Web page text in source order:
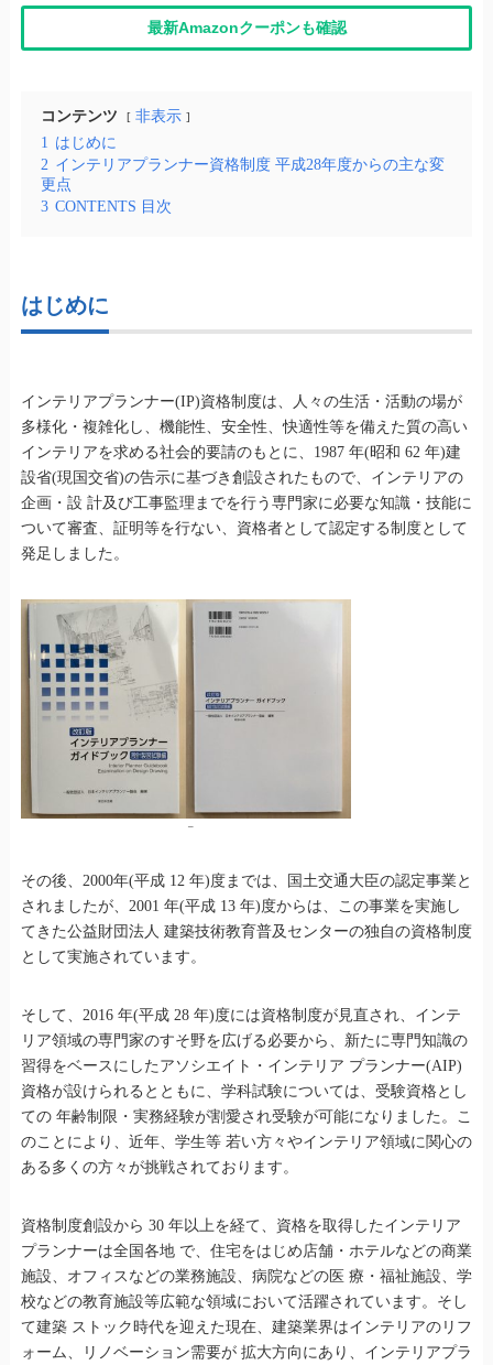
最新Amazonクーポンも確認
コンテンツ
非表示
1 はじめに
2 インテリアプランナー資格制度 平成28年度からの主な変
更点
3 CONTENTS 目次
はじめに
インテリアプランナー(IP)資格制度は、人々の生活・活動の場が
多様化・複雑化し、機能性、安全性、快適性等を備えた質の高い
インテリアを求める社会的要請のもとに、1987 年(昭和 62 年)建
設省(現国交省)の告示に基づき創設されたもので、インテリアの
企画・設 計及び工事監理までを行う専門家に必要な知識・技能に
ついて審査、証明等を行ない、資格者として認定する制度として
発足しました。
–
その後、2000年(平成 12 年)度までは、国土交通大臣の認定事業と
されましたが、2001 年(平成 13 年)度からは、この事業を実施し
てきた公益財団法人 建築技術教育普及センターの独自の資格制度
として実施されています。
そして、2016 年(平成 28 年)度には資格制度が見直され、インテ
リア領域の専門家のすそ野を広げる必要から、新たに専門知識の
習得をベースにしたアソシエイト・インテリア プランナー(AIP)
資格が設けられるとともに、学科試験については、受験資格とし
ての 年齢制限・実務経験が割愛され受験が可能になりました。こ
のことにより、近年、学生等 若い方々やインテリア領域に関心の
ある多くの方々が挑戦されております。
資格制度創設から 30 年以上を経て、資格を取得したインテリア
プランナーは全国各地 で、住宅をはじめ店舗・ホテルなどの商業
施設、オフィスなどの業務施設、病院などの医 療・福祉施設、学
校などの教育施設等広範な領域において活躍されています。そし
て建築 ストック時代を迎えた現在、建築業界はインテリアのリフ
ォーム、リノベーション需要が 拡大方向にあり、インテリアプラ